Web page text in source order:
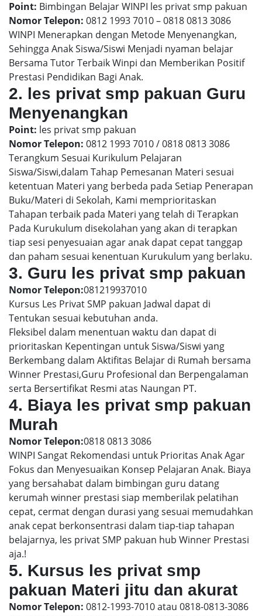
Point: Bimbingan Belajar WINPI les privat smp pakuan
Nomor Telepon: 0812 1993 7010 – 0818 0813 3086
WINPI Menerapkan dengan Metode Menyenangkan,
Sehingga Anak Siswa/Siswi Menjadi nyaman belajar
Bersama Tutor Terbaik Winpi dan Memberikan Positif
Prestasi Pendidikan Bagi Anak.
2. les privat smp pakuan Guru
Menyenangkan
Point: les privat smp pakuan
Nomor Telepon: 0812 1993 7010 / 0818 0813 3086
Terangkum Sesuai Kurikulum Pelajaran
Siswa/Siswi,dalam Tahap Pemesanan Materi sesuai
ketentuan Materi yang berbeda pada Setiap Penerapan
Buku/Materi di Sekolah, Kami memprioritaskan
Tahapan terbaik pada Materi yang telah di Terapkan
Pada Kurukulum disekolahan yang akan di terapkan
tiap sesi penyesuaian agar anak dapat cepat tanggap
dan paham sesuai kenentuan Kurukulum yang berlaku.
3. Guru les privat smp pakuan
Nomor Telepon:081219937010
Kursus Les Privat SMP pakuan Jadwal dapat di
Tentukan sesuai kebutuhan anda.
Fleksibel dalam menentuan waktu dan dapat di
prioritaskan Kepentingan untuk Siswa/Siswi yang
Berkembang dalam Aktifitas Belajar di Rumah bersama
Winner Prestasi,Guru Profesional dan Berpengalaman
serta Bersertifikat Resmi atas Naungan PT.
4. Biaya les privat smp pakuan
Murah
Nomor Telepon:0818 0813 3086
WINPI Sangat Rekomendasi untuk Prioritas Anak Agar
Fokus dan Menyesuaikan Konsep Pelajaran Anak. Biaya
yang bersahabat dalam bimbingan guru datang
kerumah winner prestasi siap memberilak pelatihan
cepat, cermat dengan durasi yang sesuai memudahkan
anak cepat berkonsentrasi dalam tiap-tiap tahapan
belajarnya, les privat SMP pakuan hub Winner Prestasi
aja.!
5. Kursus les privat smp
pakuan Materi jitu dan akurat
Nomor Telepon: 0812-1993-7010 atau 0818-0813-3086